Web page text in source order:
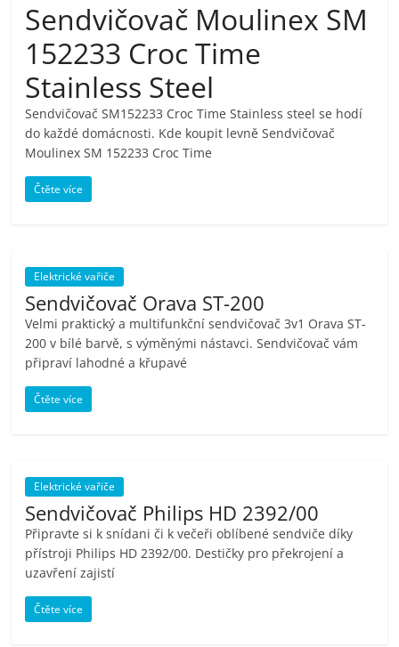
pračky,
televize,
notebooky,
mobilní
kávovary,
bazény
Nejlepší
elektronika
porovnání
recenze,
pračky,
televize,
notebooky,
mobilní
telefony,
kávovary,
bazény
Sendvičovač Moulinex SM
152233 Croc Time
Stainless Steel
Sendvičovač SM152233 Croc Time Stainless steel se hodí
do každé domácnosti. Kde koupit levně Sendvičovač
Moulinex SM 152233 Croc Time
Čtěte více
Elektrické vařiče
Sendvičovač Orava ST-200
Velmi praktický a multifunkční sendvičovač 3v1 Orava ST-
200 v bílé barvě, s výměnými nástavci. Sendvičovač vám
připraví lahodné a křupavé
Čtěte více
Elektrické vařiče
Sendvičovač Philips HD 2392/00
Připravte si k snídani či k večeři oblíbené sendviče díky
přístroji Philips HD 2392/00. Destičky pro překrojení a
uzavření zajistí
Čtěte více